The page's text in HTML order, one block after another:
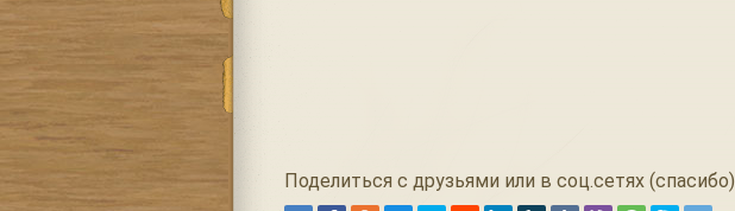
Поделиться с друзьями или в соц.сетях (спасибо)